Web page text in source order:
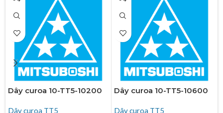
Dây curoa 10-TT5-10200
Dây curoa TT5
Dây curoa 10-TT5-10600
Dây curoa TT5